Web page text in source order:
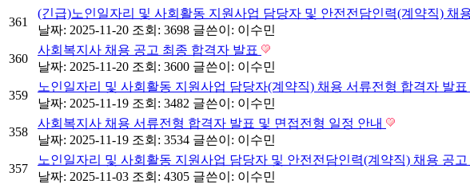
361
(긴급)노인일자리 및 사회활동 지원사업 담당자 및 안전전담인력(계약직) 채
날짜: 2025-11-20 조회: 3698 글쓴이: 이수민
360
사회복지사 채용 공고 최종 합격자 발표
날짜: 2025-11-20 조회: 3600 글쓴이: 이수민
359
노인일자리 및 사회활동 지원사업 담당자(계약직) 채용 서류전형 합격자 발
날짜: 2025-11-19 조회: 3482 글쓴이: 이수민
358
사회복지사 채용 서류전형 합격자 발표 및 면접전형 일정 안내
날짜: 2025-11-19 조회: 3534 글쓴이: 이수민
357
노인일자리 및 사회활동 지원사업 담당자 및 안전전담인력(계약직) 채용 공고
날짜: 2025-11-03 조회: 4305 글쓴이: 이수민